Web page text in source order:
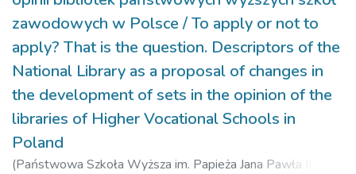
zawodowych w Polsce / To apply or not to
apply? That is the question. Descriptors of the
National Library as a proposal of changes in
the development of sets in the opinion of the
libraries of Higher Vocational Schools in
Poland
(Państwowa Szkoła Wyższa im. Papieża Jana Pawła II w